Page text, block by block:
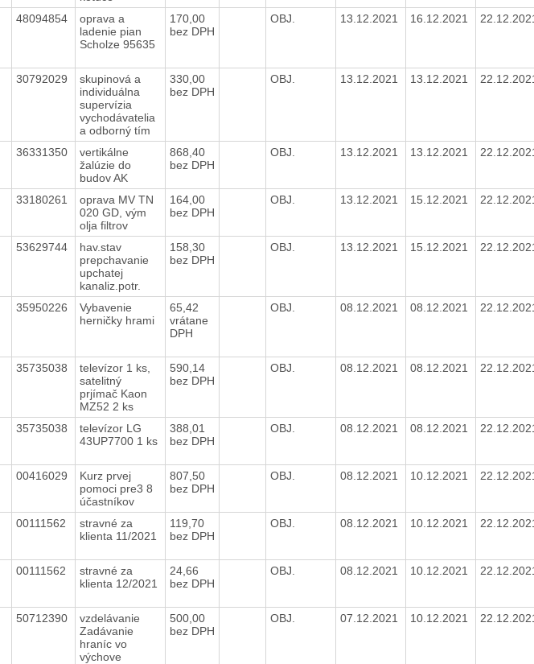
48094854
oprava a
ladenie pian
Scholze 95635
170,00
bez DPH
OBJ. 13.12.2021 16.12.2021
30792029
skupinová a
individuálna
supervízia
vychodávatelia
a odborný tím
330,00
bez DPH
OBJ. 13.12.2021 13.12.2021
36331350
vertikálne
žalúzie do
budov AK
868,40
bez DPH
OBJ. 13.12.2021 13.12.2021
33180261
oprava MV TN
020 GD, vým
olja filtrov
164,00
bez DPH
OBJ. 13.12.2021 15.12.2021
53629744
hav.stav
prepchavanie
upchatej
kanaliz.potr.
158,30
bez DPH
OBJ. 13.12.2021 15.12.2021
35950226
Vybavenie
herničky hrami
65,42
vrátane
DPH
OBJ. 08.12.2021 08.12.2021
35735038
televízor 1 ks,
satelitný
prjímač Kaon
MZ52 2 ks
590,14
bez DPH
OBJ. 08.12.2021 08.12.2021
35735038
televízor LG
43UP7700 1 ks
388,01
bez DPH
OBJ. 08.12.2021 08.12.2021
00416029
Kurz prvej
pomoci pre3 8
účastníkov
807,50
bez DPH
OBJ. 08.12.2021 10.12.2021
00111562
stravné za
klienta 11/2021
119,70
bez DPH
OBJ. 08.12.2021 10.12.2021
00111562
stravné za
klienta 12/2021
24,66
bez DPH
OBJ. 08.12.2021 10.12.2021
50712390
vzdelávanie
Zadávanie
hraníc vo
výchove
500,00
bez DPH
OBJ. 07.12.2021 10.12.2021